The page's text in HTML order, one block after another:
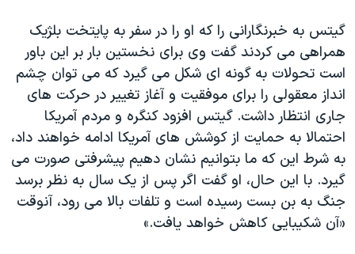
چهل سال گروگان‌گیری
قانون شفافیت دارائی کادر رهبری ایران
اعتراضات مردمی آبان ۹۸
اسرائیل در جنگ
نرگس محمدی برنده جایزه نوبل صلح
همایش محافظه‌کاران آمریکا «سی‌پک»
صفحه‌های ویژه
گیتس به خبرنگارانی را که او را در سفر به پایتخت بلژیک
همراهی می کردند گفت وی برای نخستین بار بر این باور
است تحولات به گونه ای شکل می گیرد که می توان چشم
انداز معقولی را برای موفقیت و آغاز تغییر در حرکت های
جاری انتظار داشت. گیتس افزود کنگره و مردم آمریکا
احتمالا به حمایت از کوشش های آمریکا ادامه خواهند داد،
به شرط این که ما بتوانیم نشان دهیم پیشرفتی صورت می
گیرد. با این حال، او گفت اگر پس از یک سال به نظر برسد
جنگ به بن بست رسیده است و تلفات بالا می رود، آنوقت
«آن شکیبایی کاهش خواهد یافت.»